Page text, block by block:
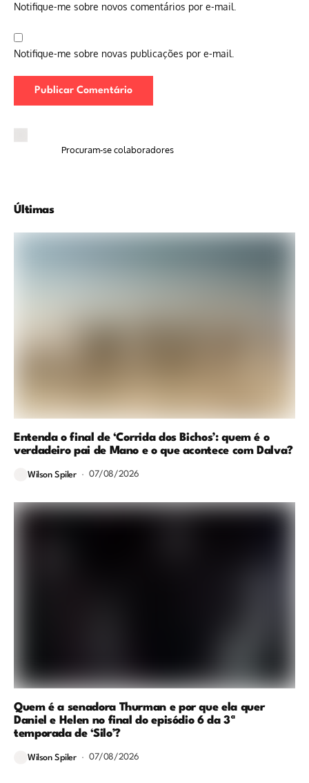
Notifique-me sobre novos comentários por e-mail.
Notifique-me sobre novas publicações por e-mail.
Procuram-se colaboradores
Últimas
Entenda o final de ‘Corrida dos Bichos’: quem é o
verdadeiro pai de Mano e o que acontece com Dalva?
Wilson Spiler 07/08/2026
Quem é a senadora Thurman e por que ela quer
Daniel e Helen no final do episódio 6 da 3ª
temporada de ‘Silo’?
Wilson Spiler 07/08/2026